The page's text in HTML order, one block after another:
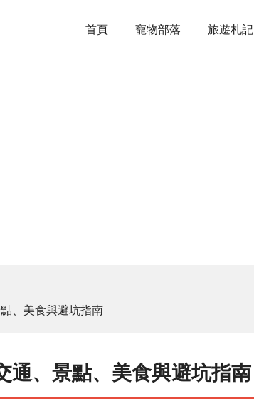
首頁 寵物部落 旅遊札記
、美食與避坑指南
通、景點、美食與避坑指南